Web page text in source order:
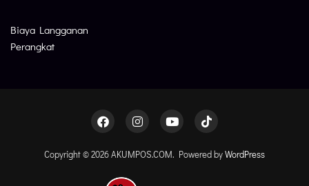
Biaya Langganan
Perangkat
Copyright © 2026 AKUMPOS.COM. Powered byWordPress